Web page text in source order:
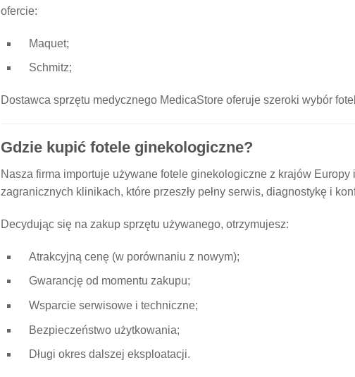
ofercie:
Maquet;
Schmitz;
Dostawca sprzętu medycznego MedicaStore oferuje szeroki wybór
Gdzie kupić fotele ginekologiczne?
Nasza firma importuje używane fotele ginekologiczne z krajów
zagranicznych klinikach, które przeszły pełny serwis, diagnostykę i
Decydując się na zakup sprzętu używanego, otrzymujesz:
Atrakcyjną cenę (w porównaniu z nowym);
Gwarancję od momentu zakupu;
Wsparcie serwisowe i techniczne;
Bezpieczeństwo użytkowania;
Długi okres dalszej eksploatacji.